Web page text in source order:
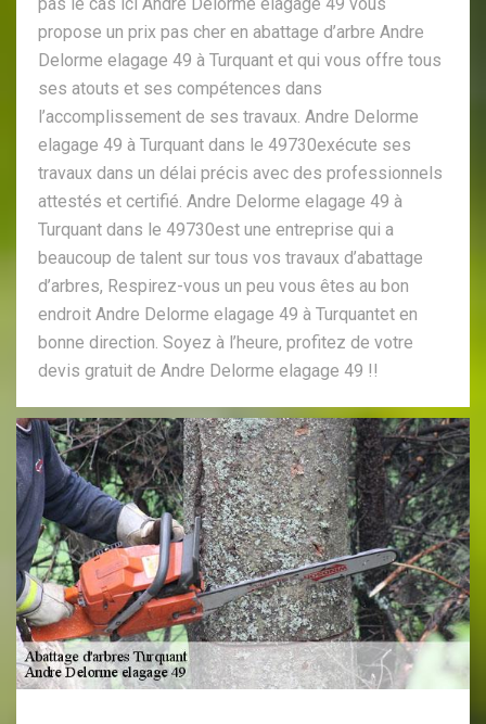
propose un prix pas cher en abattage d’arbre Andre
Delorme elagage 49 à Turquant et qui vous offre tous
ses atouts et ses compétences dans
l’accomplissement de ses travaux. Andre Delorme
elagage 49 à Turquant dans le 49730exécute ses
travaux dans un délai précis avec des professionnels
attestés et certifié. Andre Delorme elagage 49 à
Turquant dans le 49730est une entreprise qui a
beaucoup de talent sur tous vos travaux d’abattage
d’arbres, Respirez-vous un peu vous êtes au bon
endroit Andre Delorme elagage 49 à Turquantet en
bonne direction. Soyez à l’heure, profitez de votre
devis gratuit de Andre Delorme elagage 49 !!